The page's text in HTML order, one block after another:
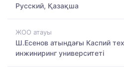
Русский, Қазақша
ЖОО атауы
Ш.Есенов атындағы Каспий
инжиниринг университеті